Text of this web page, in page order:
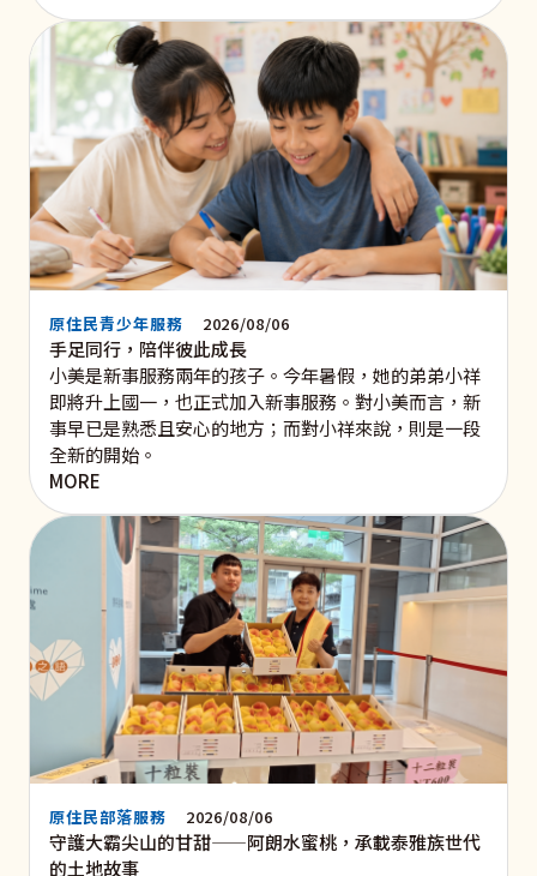
原住民青少年服務 2026/08/06
手足同行，陪伴彼此成長
小美是新事服務兩年的孩子。今年暑假，她的弟弟小祥
即將升上國一，也正式加入新事服務。對小美而言，新
事早已是熟悉且安心的地方；而對小祥來說，則是一段
全新的開始。
MORE
原住民部落服務 2026/08/06
守護大霸尖山的甘甜——阿朗水蜜桃，承載泰雅族世代
的土地故事